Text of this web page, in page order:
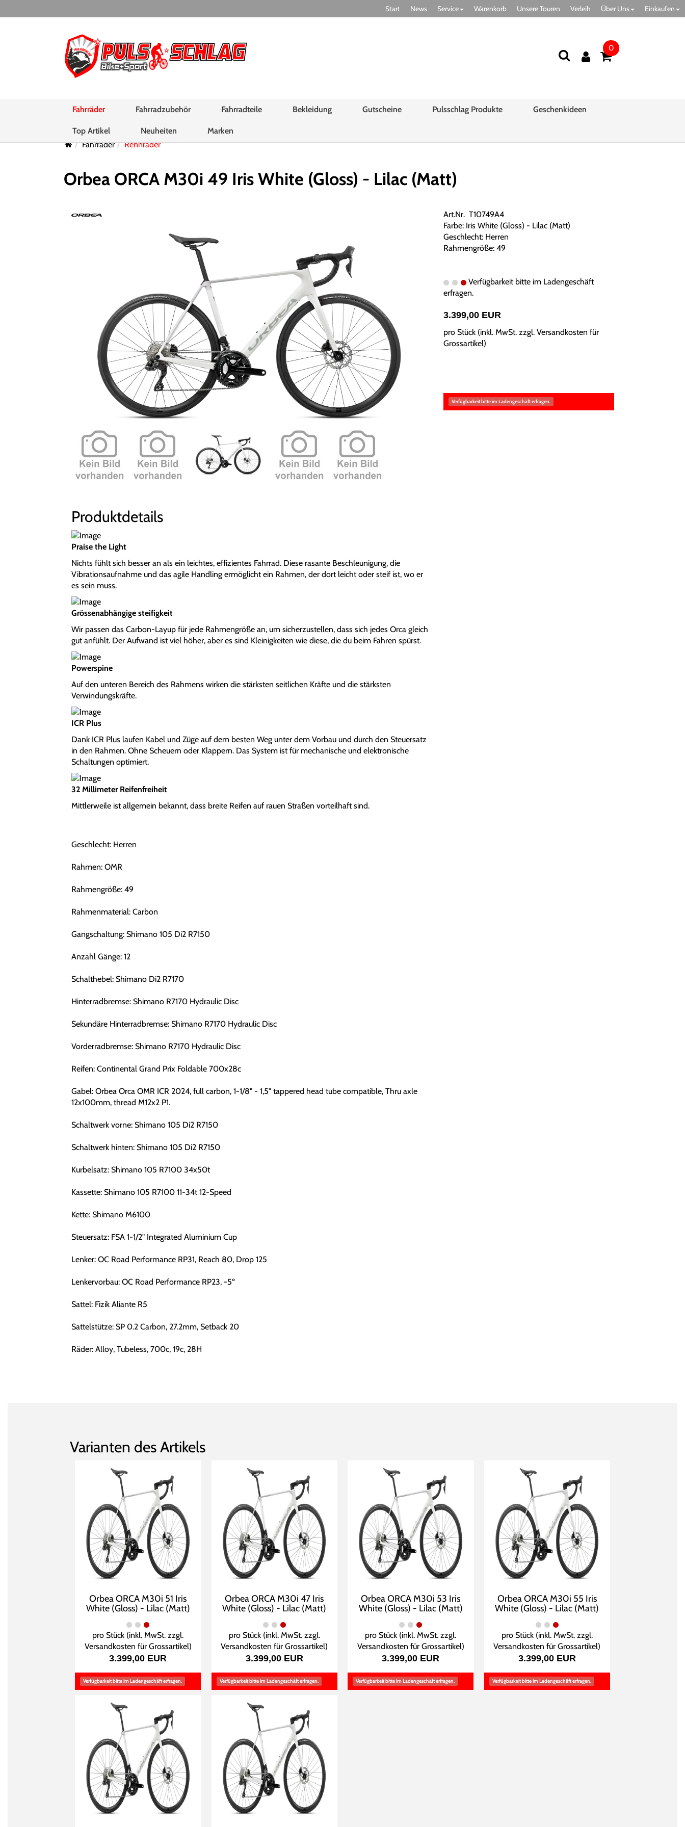
Start News Service Warenkorb Unsere Touren Verleih Über Uns Einkaufen
0
Fahrräder Fahrradzubehör Fahrradteile Bekleidung Gutscheine Pulsschlag Produkte Geschenkideen
Top Artikel Neuheiten
Marken
Fahrräder
Rennräder
Orbea ORCA M30i 49 Iris White (Gloss) - Lilac (Matt)
Produktdetails
Praise the Light
Nichts fühlt sich besser an als ein leichtes, effizientes Fahrrad. Diese rasante Beschleunigung, die
Vibrationsaufnahme und das agile Handling ermöglicht ein Rahmen, der dort leicht oder steif ist, wo er
es sein muss.
Grössenabhängige steifigkeit
Wir passen das Carbon-Layup für jede Rahmengröße an, um sicherzustellen, dass sich jedes Orca gleich
gut anfühlt. Der Aufwand ist viel höher, aber es sind Kleinigkeiten wie diese, die du beim Fahren spürst.
Powerspine
Auf den unteren Bereich des Rahmens wirken die stärksten seitlichen Kräfte und die stärksten
Verwindungskräfte.
ICR Plus
Dank ICR Plus laufen Kabel und Züge auf dem besten Weg unter dem Vorbau und durch den Steuersatz
in den Rahmen. Ohne Scheuern oder Klappern. Das System ist für mechanische und elektronische
Schaltungen optimiert.
32 Millimeter Reifenfreiheit
Mittlerweile ist allgemein bekannt, dass breite Reifen auf rauen Straßen vorteilhaft sind.
Geschlecht: Herren
Rahmen: OMR
Rahmengröße: 49
Rahmenmaterial: Carbon
Gangschaltung: Shimano 105 Di2 R7150
Anzahl Gänge: 12
Schalthebel: Shimano Di2 R7170
Hinterradbremse: Shimano R7170 Hydraulic Disc
Sekundäre Hinterradbremse: Shimano R7170 Hydraulic Disc
Vorderradbremse: Shimano R7170 Hydraulic Disc
Reifen: Continental Grand Prix Foldable 700x28c
Gabel: Orbea Orca OMR ICR 2024, full carbon, 1-1/8" - 1,5" tappered head tube compatible, Thru axle
12x100mm, thread M12x2 P1.
Schaltwerk vorne: Shimano 105 Di2 R7150
Schaltwerk hinten: Shimano 105 Di2 R7150
Kurbelsatz: Shimano 105 R7100 34x50t
Kassette: Shimano 105 R7100 11-34t 12-Speed
Kette: Shimano M6100
Steuersatz: FSA 1-1/2" Integrated Aluminium Cup
Lenker: OC Road Performance RP31, Reach 80, Drop 125
Lenkervorbau: OC Road Performance RP23, -5º
Sattel: Fizik Aliante R5
Sattelstütze: SP 0.2 Carbon, 27.2mm, Setback 20
Räder: Alloy, Tubeless, 700c, 19c, 28H
Art.Nr. T10749A4
Farbe: Iris White (Gloss) - Lilac (Matt)
Geschlecht: Herren
Rahmengröße: 49
Verfügbarkeit bitte im Ladengeschäft
erfragen.
3.399,00 EUR
pro Stück (inkl. MwSt. zzgl. Versandkosten für
Grossartikel)
Verfügbarkeit bitte im Ladengeschäft erfragen.
Varianten des Artikels
Orbea ORCA M30i 51 Iris
White (Gloss) - Lilac (Matt)
pro Stück (inkl. MwSt. zzgl.
Versandkosten für Grossartikel)
3.399,00 EUR
Verfügbarkeit bitte im Ladengeschäft erfragen.
Orbea ORCA M30i 47 Iris
White (Gloss) - Lilac (Matt)
pro Stück (inkl. MwSt. zzgl.
Versandkosten für Grossartikel)
3.399,00 EUR
Verfügbarkeit bitte im Ladengeschäft erfragen.
Orbea ORCA M30i 53 Iris
White (Gloss) - Lilac (Matt)
pro Stück (inkl. MwSt. zzgl.
Versandkosten für Grossartikel)
3.399,00 EUR
Verfügbarkeit bitte im Ladengeschäft erfragen.
Orbea ORCA M30i 55 Iris
White (Gloss) - Lilac (Matt)
pro Stück (inkl. MwSt. zzgl.
Versandkosten für Grossartikel)
3.399,00 EUR
Verfügbarkeit bitte im Ladengeschäft erfragen.